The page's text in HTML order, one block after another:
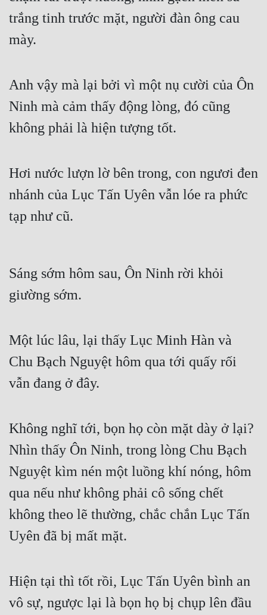
trắng tinh trước mặt, người đàn ông cau
mày.
Anh vậy mà lại bởi vì một nụ cười của Ôn
Ninh mà cảm thấy động lòng, đó cũng
không phải là hiện tượng tốt.
Hơi nước lượn lờ bên trong, con ngươi đen
nhánh của Lục Tấn Uyên vẫn lóe ra phức
tạp như cũ.
Sáng sớm hôm sau, Ôn Ninh rời khỏi
giường sớm.
Một lúc lâu, lại thấy Lục Minh Hàn và
Chu Bạch Nguyệt hôm qua tới quấy rối
vẫn đang ở đây.
Không nghĩ tới, bọn họ còn mặt dày ở lại?
Nhìn thấy Ôn Ninh, trong lòng Chu Bạch
Nguyệt kìm nén một luồng khí nóng, hôm
qua nếu như không phải cô sống chết
không theo lẽ thường, chắc chắn Lục Tấn
Uyên đã bị mất mặt.
Hiện tại thì tốt rồi, Lục Tấn Uyên bình an
vô sự, ngược lại là bọn họ bị chụp lên đầu